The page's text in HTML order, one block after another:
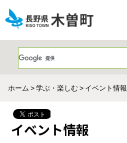
ホーム 学ぶ・楽しむ イベント情報
イベント情報